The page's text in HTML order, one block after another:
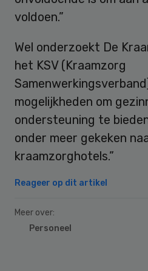
voldoen.”
Wel onderzoekt De
het KSV (Kraamzorg
mogelijkheden om
ondersteuning te
onder meer gekeken
kraamzorghotels.”
Reageer op dit artikel
Meer over:
Personeel